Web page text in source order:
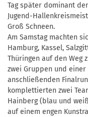
Tag später dominant
Jugend-
Groß Schneen.
Am Samstag machten
Hamburg, Kassel,
Thüringen auf den Weg
zwei Gruppen und einer
anschließenden
komplettierten zwei
Hainberg (blau und
auf einem engen